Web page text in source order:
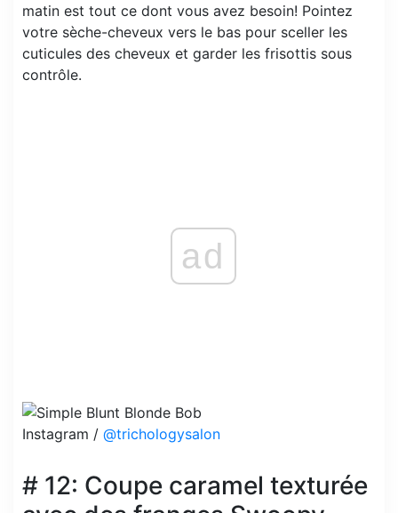
matin est tout ce dont vous avez besoin! Pointez
votre sèche-cheveux vers le bas pour sceller les
cuticules des cheveux et garder les frisottis sous
contrôle.
ad
Instagram / @trichologysalon
# 12: Coupe caramel texturée